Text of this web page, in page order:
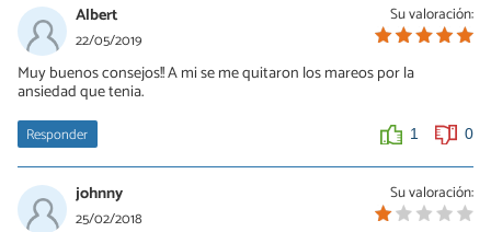
Su valoración:
Albert
22/05/2019
Muy buenos consejos!! A mi se me quitaron los mareos por la
ansiedad que tenia.
Responder 1 0
Su valoración:
johnny
25/02/2018